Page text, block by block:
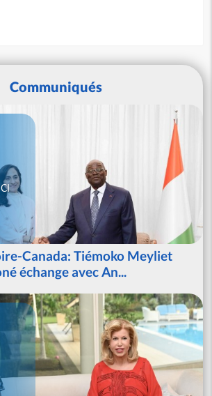
Communiqués
Canada: Tiémoko Meyliet
échange avec An...